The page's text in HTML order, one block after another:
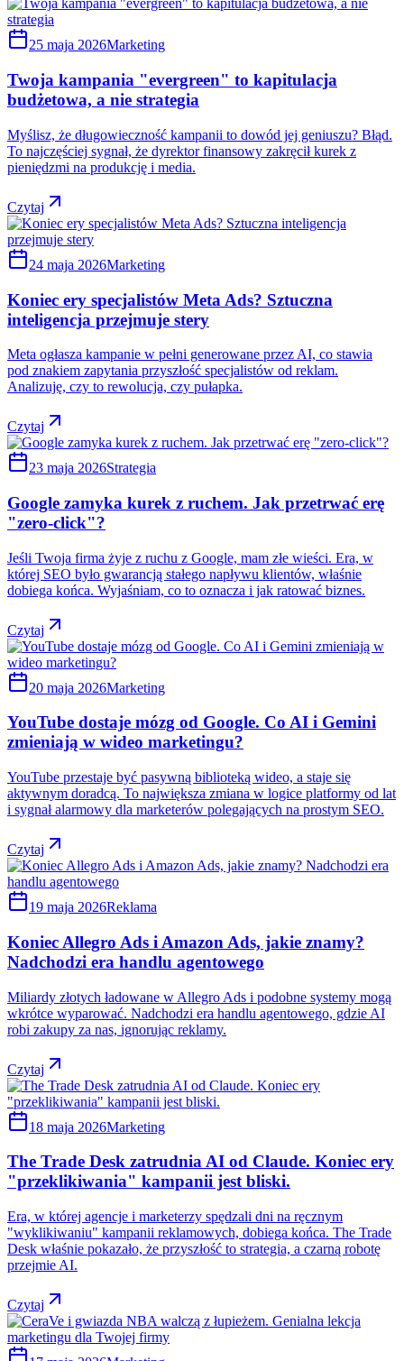
25 maja 2026Marketing
Twoja kampania "evergreen" to kapitulacja
budżetowa, a nie strategia
Myślisz, że długowieczność kampanii to dowód jej geniuszu? Błąd.
To najczęściej sygnał, że dyrektor finansowy zakręcił kurek z
pieniędzmi na produkcję i media.
Czytaj
24 maja 2026Marketing
Koniec ery specjalistów Meta Ads? Sztuczna
inteligencja przejmuje stery
Meta ogłasza kampanie w pełni generowane przez AI, co stawia
pod znakiem zapytania przyszłość specjalistów od reklam.
Analizuję, czy to rewolucja, czy pułapka.
Czytaj
23 maja 2026Strategia
Google zamyka kurek z ruchem. Jak przetrwać erę
"zero-click"?
Jeśli Twoja firma żyje z ruchu z Google, mam złe wieści. Era, w
której SEO było gwarancją stałego napływu klientów, właśnie
dobiega końca. Wyjaśniam, co to oznacza i jak ratować biznes.
Czytaj
20 maja 2026Marketing
YouTube dostaje mózg od Google. Co AI i Gemini
zmieniają w wideo marketingu?
YouTube przestaje być pasywną biblioteką wideo, a staje się
aktywnym doradcą. To największa zmiana w logice platformy od lat
i sygnał alarmowy dla marketerów polegających na prostym SEO.
Czytaj
19 maja 2026Reklama
Koniec Allegro Ads i Amazon Ads, jakie znamy?
Nadchodzi era handlu agentowego
Miliardy złotych ładowane w Allegro Ads i podobne systemy mogą
wkrótce wyparować. Nadchodzi era handlu agentowego, gdzie AI
robi zakupy za nas, ignorując reklamy.
Czytaj
18 maja 2026Marketing
The Trade Desk zatrudnia AI od Claude. Koniec ery
"przeklikiwania" kampanii jest bliski.
Era, w której agencje i marketerzy spędzali dni na ręcznym
"wyklikiwaniu" kampanii reklamowych, dobiega końca. The Trade
Desk właśnie pokazało, że przyszłość to strategia, a czarną robotę
przejmie AI.
Czytaj